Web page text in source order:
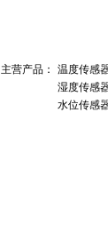
主营产品：
温度传感
湿度传感
水位传感